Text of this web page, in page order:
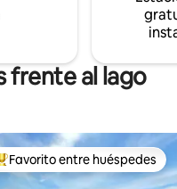
frente al lago
entre huéspedes
Favorito entre huéspedes